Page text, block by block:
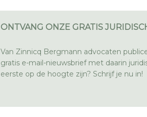
ONTVANG ONZE GRATIS
Van Zinnicq Bergmann advocaten
gratis e-mail-nieuwsbrief met daarin
eerste op de hoogte zijn? Schrijf je nu in!